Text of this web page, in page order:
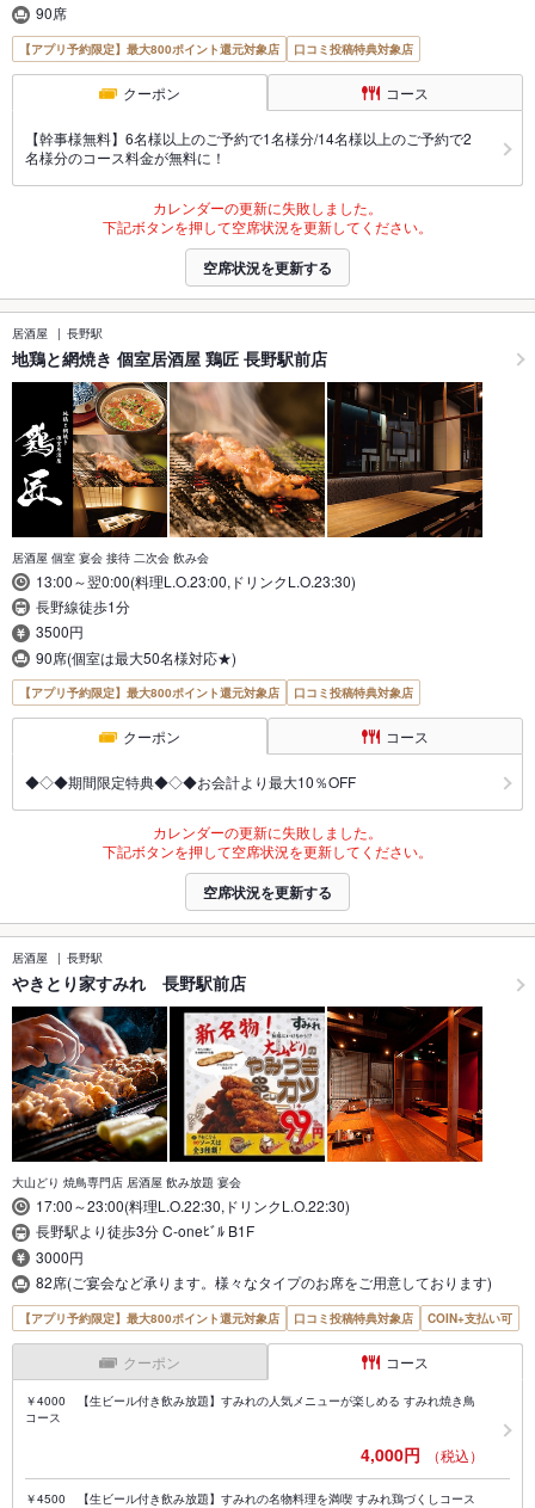
90席
【アプリ予約限定】最大800ポイント還元対象店 口コミ投稿特典対象店
クーポン コース
【幹事様無料】6名様以上のご予約で1名様分/14名様以上のご予約で2
名様分のコース料金が無料に！
カレンダーの更新に失敗しました。
下記ボタンを押して空席状況を更新してください。
空席状況を更新する
居酒屋 長野駅
地鶏と網焼き 個室居酒屋 鶏匠 長野駅前店
居酒屋 個室 宴会 接待 二次会 飲み会
13:00～翌0:00(料理L.O.23:00,ドリンクL.O.23:30)
長野線徒歩1分
3500円
90席(個室は最大50名様対応★)
【アプリ予約限定】最大800ポイント還元対象店 口コミ投稿特典対象店
クーポン コース
◆◇◆期間限定特典◆◇◆お会計より最大10％OFF
カレンダーの更新に失敗しました。
下記ボタンを押して空席状況を更新してください。
空席状況を更新する
居酒屋 長野駅
やきとり家すみれ 長野駅前店
大山どり 焼鳥専門店 居酒屋 飲み放題 宴会
17:00～23:00(料理L.O.22:30,ドリンクL.O.22:30)
長野駅より徒歩3分 C-oneﾋﾞﾙ B1F
3000円
82席(ご宴会など承ります。様々なタイプのお席をご用意しております)
【アプリ予約限定】最大800ポイント還元対象店 口コミ投稿特典対象店 COIN+支払い可
クーポン コース
￥4000 【生ビール付き飲み放題】すみれの人気メニューが楽しめる すみれ焼き鳥
コース
4,000円 （税込）
￥4500 【生ビール付き飲み放題】すみれの名物料理を満喫 すみれ鶏づくしコース